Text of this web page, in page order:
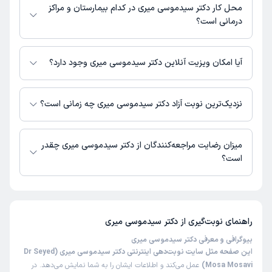
محل کار دکتر سیدموسی میری در کدام بیمارستان و مراکز
درمانی است؟
دکتر سیدموسی میری در مراکز زیر فعالیت دارد:
کلینیک دندانپزشکی صدرا شهرصدرا
آیا امکان ویزیت آنلاین دکتر سیدموسی میری وجود دارد؟
در حال حاضر اطلاعاتی درباره ارائه ویزیت آنلاین توسط دکتر سیدموسی میری در
دسترس نیست. برای دریافت اطلاعات دقیق‌تر، لطفاً با مطب تماس بگیرید.
نزدیک‌ترین نوبت آزاد دکتر سیدموسی میری چه زمانی است؟
دکتر سیدموسی میری از روز یکشنبه 18 مرداد 1405 بیمار جدید می‌پذیرند.
میزان رضایت مراجعه‌کنندگان از دکتر سیدموسی میری چقدر
است؟
راهنمای نوبت‌گیری از دکتر سیدموسی میری
بیوگرافی و معرفی دکتر سیدموسی میری
این صفحه مثل سایت نوبت‌دهی اینترنتی دکتر سیدموسی میری (Dr Seyed
Mosa Mosavi)
عمل می‌کند و اطلاعات ایشان را به شما نمایش می‌دهد. در